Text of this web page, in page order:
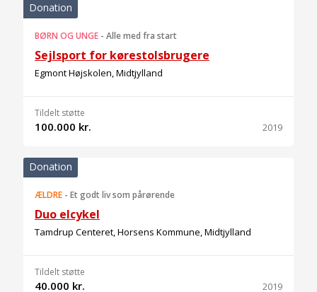
Donation
BØRN OG UNGE - Alle med fra start
Sejlsport for kørestolsbrugere
Egmont Højskolen, Midtjylland
Tildelt støtte
100.000 kr. 2019
Donation
ÆLDRE - Et godt liv som pårørende
Duo elcykel
Tamdrup Centeret, Horsens Kommune, Midtjylland
Tildelt støtte
40.000 kr. 2019